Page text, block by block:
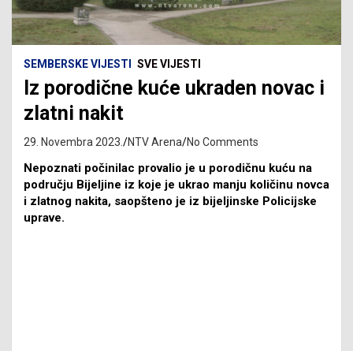
SEMBERSKE VIJESTI SVE VIJESTI
Iz porodične kuće ukraden novac i
zlatni nakit
29. Novembra 2023. NTV Arena No Comments
Nepoznati počinilac provalio je u porodičnu kuću na
području Bijeljine iz koje je ukrao manju količinu novca
i zlatnog nakita, saopšteno je iz bijeljinske Policijske
uprave.